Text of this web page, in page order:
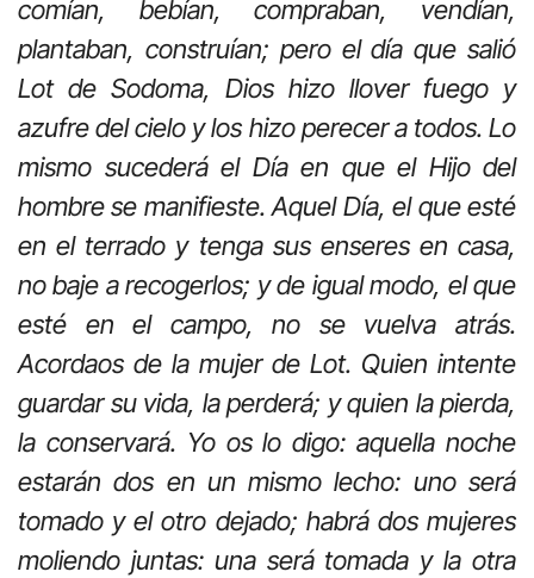
comían, bebían, compraban, vendían,
plantaban, construían; pero el día que salió
Lot de Sodoma, Dios hizo llover fuego y
azufre del cielo y los hizo perecer a todos. Lo
mismo sucederá el Día en que el Hijo del
hombre se manifieste. Aquel Día, el que esté
en el terrado y tenga sus enseres en casa,
no baje a recogerlos; y de igual modo, el que
esté en el campo, no se vuelva atrás.
Acordaos de la mujer de Lot. Quien intente
guardar su vida, la perderá; y quien la pierda,
la conservará. Yo os lo digo: aquella noche
estarán dos en un mismo lecho: uno será
tomado y el otro dejado; habrá dos mujeres
moliendo juntas: una será tomada y la otra